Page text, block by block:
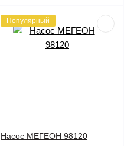
Популярный
Насос МЕГЕОН 98120